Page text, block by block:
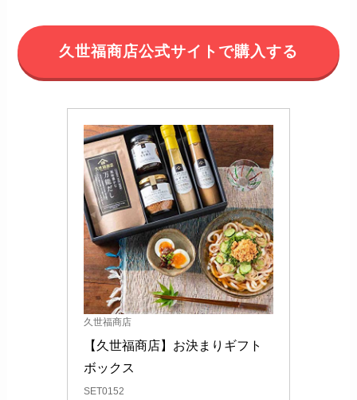
久世福商店公式サイトで購入する
久世福商店
【久世福商店】お決まりギフト
ボックス
SET0152